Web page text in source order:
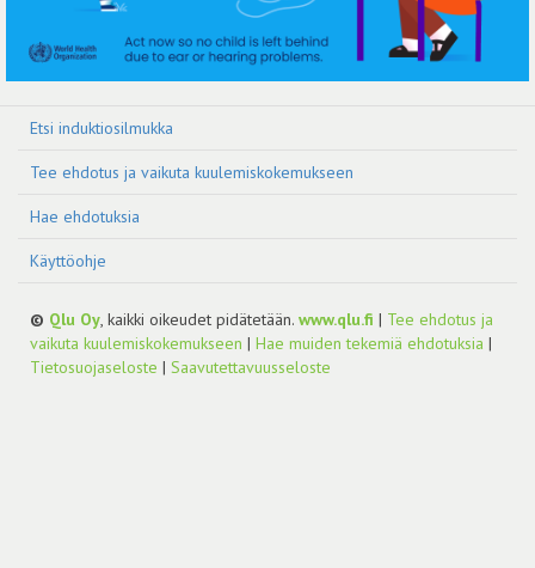
Etsi induktiosilmukka
Tee ehdotus ja vaikuta kuulemiskokemukseen
Hae ehdotuksia
Käyttöohje
© Qlu Oy, kaikki oikeudet pidätetään. www.qlu.fi | Tee ehdotus ja
vaikuta kuulemiskokemukseen | Hae muiden tekemiä ehdotuksia |
Tietosuojaseloste | Saavutettavuusseloste